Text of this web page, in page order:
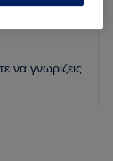
να γνωρίζεις